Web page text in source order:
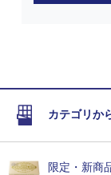
カテゴリか
限定・新商